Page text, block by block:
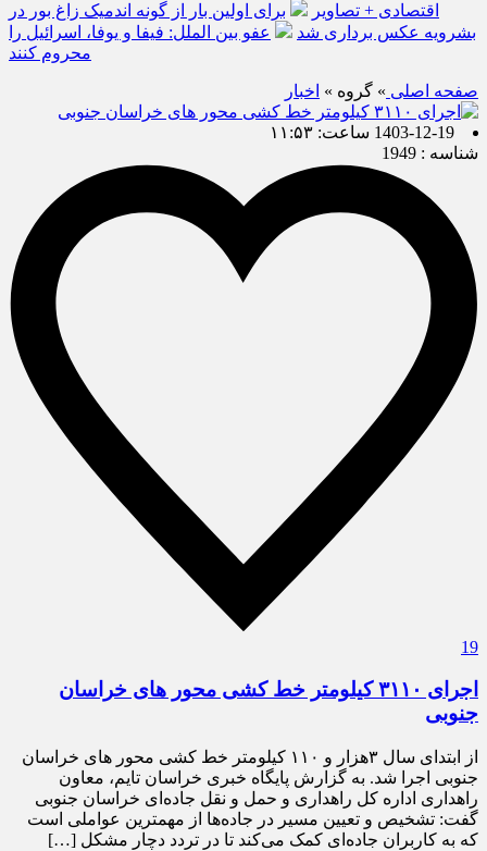
اقتصادی + تصاویر
برای اولین بار از گونه اندمیک زاغ بور در
بشرویه عکس برداری شد
عفو بین الملل: فیفا و یوفا، اسرائیل را
محروم کنند
صفحه اصلی » گروه » اخبار
1403-12-19 ساعت: ۱۱:۵۳
شناسه : 1949
19
اجرای ۳۱۱۰ کیلومتر خط کشی محور های خراسان
جنوبی
از ابتدای سال ۳هزار و ۱۱۰ کیلومتر خط کشی محور های خراسان
جنوبی اجرا شد. به گزارش پایگاه خبری خراسان تایم، معاون
راهداری اداره کل راهداری و حمل و نقل جاده‌ای خراسان جنوبی
گفت: تشخیص و تعیین مسیر در جاده‌ها از مهمترین عواملی است
که به کاربران جاده‌ای کمک می‌کند تا در تردد دچار مشکل […]